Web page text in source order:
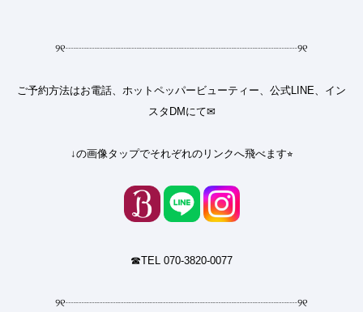
୨୧┈┈┈┈┈┈┈┈┈┈┈┈┈┈┈┈┈┈┈┈┈┈୨୧
ご予約方法はお電話、ホットペッパービューティー、公式LINE、イン
スタDMにて✉︎
↓の画像タップでそれぞれのリンクへ飛べます⭐︎
☎︎TEL 070-3820-0077
୨୧┈┈┈┈┈┈┈┈┈┈┈┈┈┈┈┈┈┈┈┈┈┈୨୧